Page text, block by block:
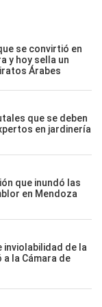
se convirtió en
y hoy sella un
Árabes
que se deben
en jardinería
que inundó las
en Mendoza
inviolabilidad de la
la Cámara de